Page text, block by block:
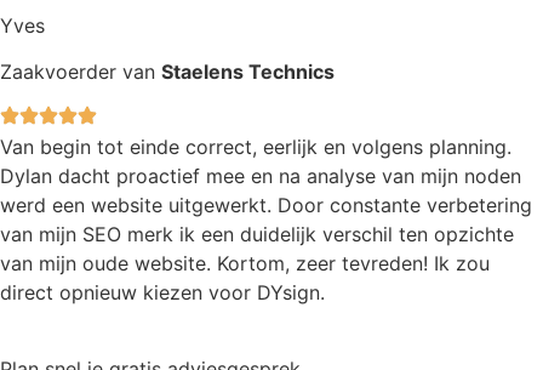
Yves
Zaakvoerder van Staelens Technics
Van begin tot einde correct, eerlijk en volgens planning.
Dylan dacht proactief mee en na analyse van mijn noden
werd een website uitgewerkt. Door constante verbetering
van mijn SEO merk ik een duidelijk verschil ten opzichte
van mijn oude website. Kortom, zeer tevreden! Ik zou
direct opnieuw kiezen voor DYsign.